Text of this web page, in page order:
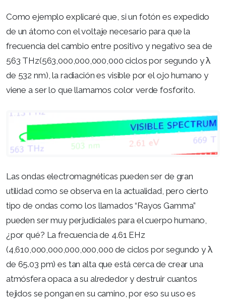
Como ejemplo explicaré que, si un fotón es expedido
de un átomo con el voltaje necesario para que la
frecuencia del cambio entre positivo y negativo sea de
563 THz(563,000,000,000,000 ciclos por segundo y λ
de 532 nm), la radiación es visible por el ojo humano y
viene a ser lo que llamamos color verde fosforito.
Las ondas electromagnéticas pueden ser de gran
utilidad como se observa en la actualidad, pero cierto
tipo de ondas como los llamados “Rayos Gamma”
pueden ser muy perjudiciales para el cuerpo humano,
¿por qué? La frecuencia de 4.61 EHz
(4,610,000,000,000,000,000 de ciclos por segundo y λ
de 65.03 pm) es tan alta que está cerca de crear una
atmósfera opaca a su alrededor y destruir cuantos
tejidos se pongan en su camino, por eso su uso es